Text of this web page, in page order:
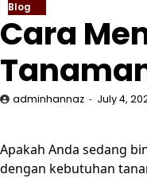
Blog
Cara
adminhannaz July 4,
Apakah Anda sedang
dengan kebutuhan